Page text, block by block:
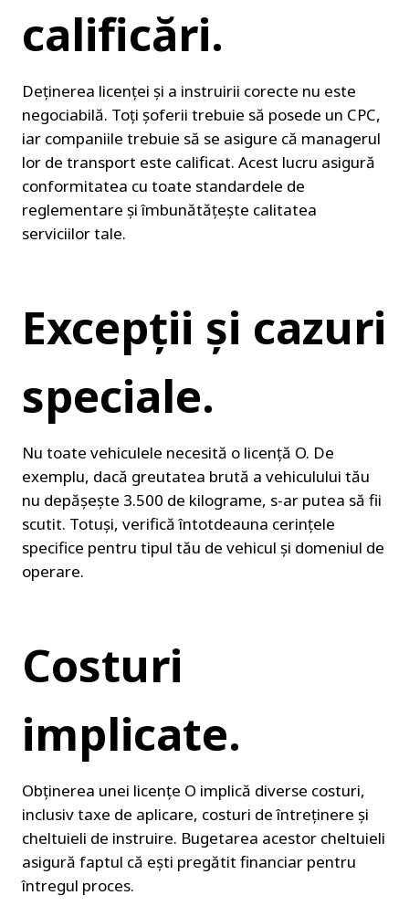
calificări.
Deținerea licenței și a instruirii corecte nu este
negociabilă. Toți șoferii trebuie să posede un CPC,
iar companiile trebuie să se asigure că managerul
lor de transport este calificat. Acest lucru asigură
conformitatea cu toate standardele de
reglementare și îmbunătățește calitatea
serviciilor tale.
Excepții și cazuri
speciale.
Nu toate vehiculele necesită o licență O. De
exemplu, dacă greutatea brută a vehiculului tău
nu depășește 3.500 de kilograme, s-ar putea să fii
scutit. Totuși, verifică întotdeauna cerințele
specifice pentru tipul tău de vehicul și domeniul de
operare.
Costuri
implicate.
Obținerea unei licențe O implică diverse costuri,
inclusiv taxe de aplicare, costuri de întreținere și
cheltuieli de instruire. Bugetarea acestor cheltuieli
asigură faptul că ești pregătit financiar pentru
întregul proces.